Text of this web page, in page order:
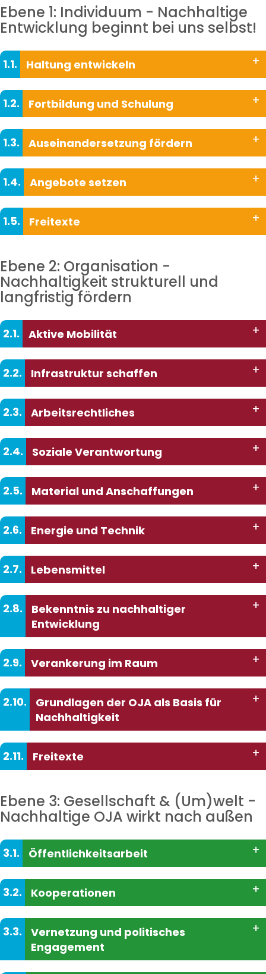
Ebene 1: Individuum - Nachhaltige
Entwicklung beginnt bei uns selbst!
1.1. Haltung entwickeln +
1.2. Fortbildung und Schulung +
1.3. Auseinandersetzung fördern +
1.4. Angebote setzen +
1.5. Freitexte +
Ebene 2: Organisation -
Nachhaltigkeit strukturell und
langfristig fördern
2.1. Aktive Mobilität +
2.2. Infrastruktur schaffen +
2.3. Arbeitsrechtliches +
2.4. Soziale Verantwortung +
2.5. Material und Anschaffungen +
2.6. Energie und Technik +
2.7. Lebensmittel +
2.8.
Bekenntnis zu nachhaltiger
Entwicklung
+
2.9. Verankerung im Raum +
2.10.
Grundlagen der OJA als Basis für
Nachhaltigkeit
+
2.11. Freitexte +
Ebene 3: Gesellschaft & (Um)welt -
Nachhaltige OJA wirkt nach außen
3.1. Öffentlichkeitsarbeit +
3.2. Kooperationen +
3.3.
Vernetzung und politisches
Engagement
+